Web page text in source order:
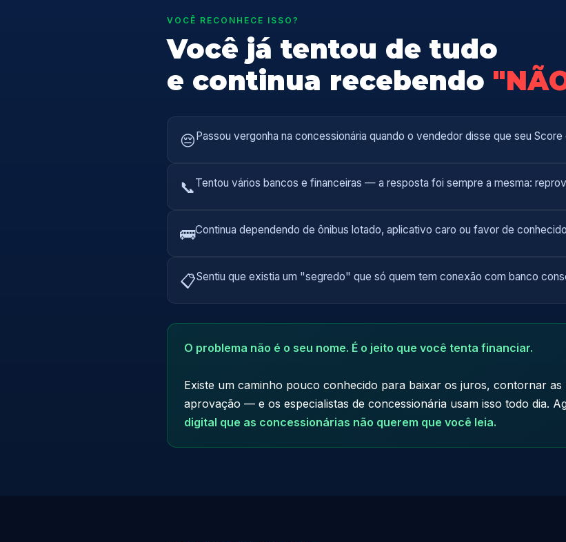
VOCÊ RECONHECE ISSO?
Você já tentou de tudo
e continua recebendo
😔Passou vergonha na concessionária quando o vendedor disse que seu
📞Tentou vários bancos e financeiras — a resposta foi sempre a mesma:
🚌Continua dependendo de ônibus lotado, aplicativo caro ou favor de
📋Sentiu que existia um "segredo" que só quem tem conexão com banco
O problema não é o seu nome. É o jeito que você tenta financiar.
Existe um caminho pouco conhecido para baixar os juros, contornar
aprovação — e os especialistas de concessionária usam isso todo dia.
digital que as concessionárias não querem que você leia.